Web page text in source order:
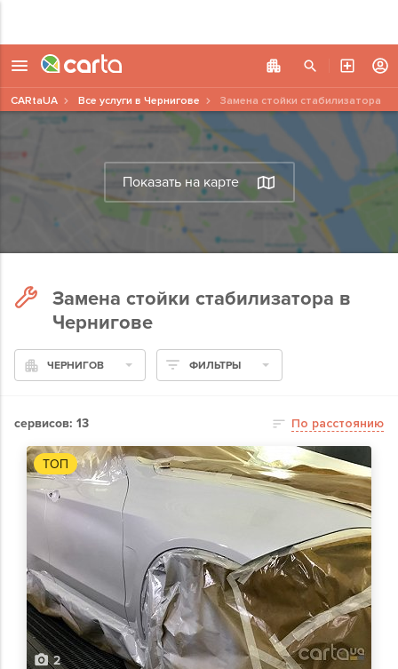
Показать на карте
CARtaUA Все услуги в Чернигове Замена стойки стабилизатора
Замена стойки стабилизатора в
Чернигове
ЧЕРНИГОВ ФИЛЬТРЫ
сервисов: 13 По расстоянию
ТОП
2